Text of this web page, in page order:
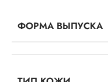
ФОРМА ВЫПУСКА